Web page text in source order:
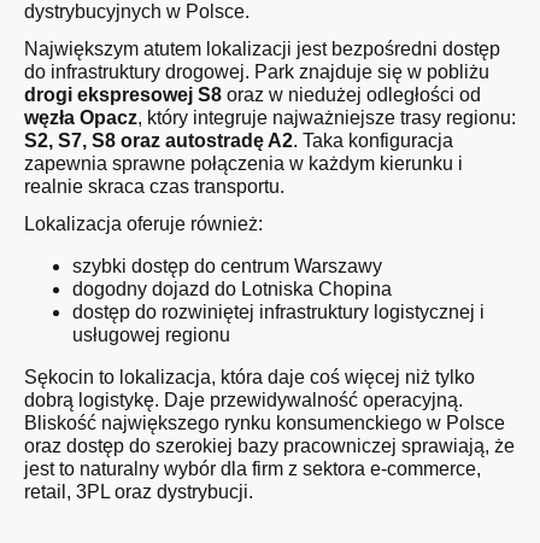
dystrybucyjnych w Polsce.
Największym atutem lokalizacji jest bezpośredni dostęp
do infrastruktury drogowej. Park znajduje się w pobliżu
drogi ekspresowej S8 oraz w niedużej odległości od
węzła Opacz, który integruje najważniejsze trasy regionu:
S2, S7, S8 oraz autostradę A2. Taka konfiguracja
zapewnia sprawne połączenia w każdym kierunku i
realnie skraca czas transportu.
Lokalizacja oferuje również:
szybki dostęp do centrum Warszawy
dogodny dojazd do Lotniska Chopina
dostęp do rozwiniętej infrastruktury logistycznej i
usługowej regionu
Sękocin to lokalizacja, która daje coś więcej niż tylko
dobrą logistykę. Daje przewidywalność operacyjną.
Bliskość największego rynku konsumenckiego w Polsce
oraz dostęp do szerokiej bazy pracowniczej sprawiają, że
jest to naturalny wybór dla firm z sektora e-commerce,
retail, 3PL oraz dystrybucji.